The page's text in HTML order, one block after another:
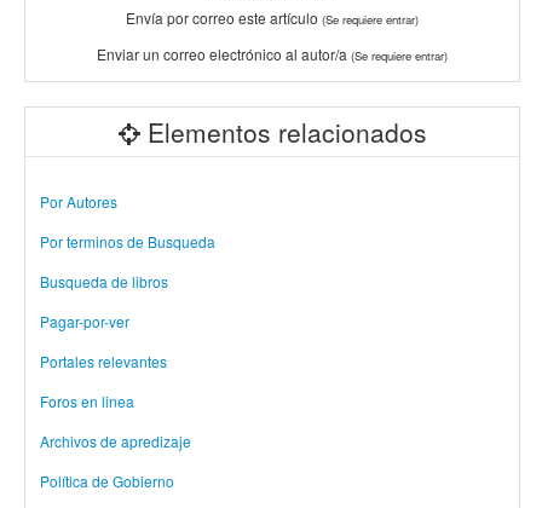
Envía por correo este artículo (Se requiere entrar)
Enviar un correo electrónico al autor/a (Se requiere entrar)
Elementos relacionados
Por Autores
Por terminos de Busqueda
Busqueda de libros
Pagar-por-ver
Portales relevantes
Foros en linea
Archivos de apredizaje
Política de Gobierno